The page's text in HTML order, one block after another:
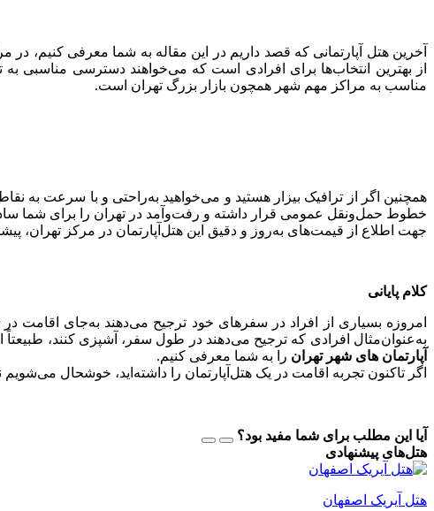
از بهترین انتخاب‌ها برای افرادی است که می‌خواهند دسترسی مناسبی
مناسب به مراکز مهم شهر همچون بازار بزرگ تهران است.
همچنین اگر از ترافیک بیزار هستید و می‌خواهید به‌راحتی و با سرعت به
خطوط حمل‌ونقل عمومی قرار داشته و رفت‌وآمد در تهران را برای شما
جهت اطلاع از قیمت‌های به‌روز و دقیق این هتل‌آپارتمان در مرکز تهران، پیشنهاد می‌کنیم به
کلام پایانی
امروزه بسیاری از افراد در سفرهای خود ترجیح می‌دهند به‌جای اقامت
به‌عنوان‌مثال افرادی که ترجیح می‌دهند در طول سفر، آشپزی کنند، طبیعتاً
آپارتمان‌ های شهر تهران را به شما معرفی کنیم.
اگر تاکنون تجربه اقامت در یک هتل‌آپارتمان را داشته‌اید، خوشحال
آیا این مطلب برای شما مفید بود؟
هتل‌های پیشنهادی
هتل آیریک اصفهان